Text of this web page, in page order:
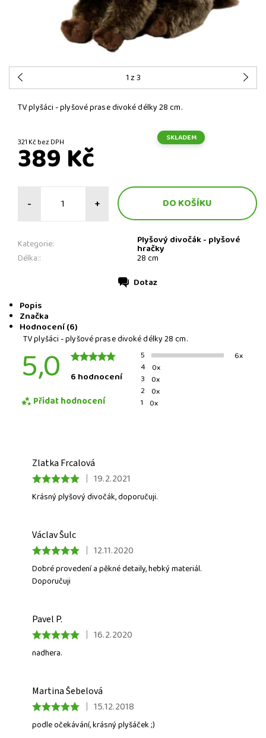
1z 3
TV plyšáci - plyšové prase divoké délky 28 cm.
321 Kč bez DPH SKLADEM
389 Kč
- +
Kategorie: Plyšový divočák - plyšové
hračky
Délka:: 28 cm
Dotaz
Popis
Značka
Hodnocení (6)
TV plyšáci - plyšové prase divoké délky 28 cm.
5,0
6 hodnocení
Přidat hodnocení
5
6x
4 0x
3
0x
2
0x
1
0x
Stisknutím tlačítka
Zlatka Frcalová
| 19.2.2021
Krásný plyšový divočák, doporučuji.
Václav Šulc
| 12.11.2020
Dobré provedení a pěkné detaily, hebký materiál.
Doporučuji
Pavel P.
| 16.2.2020
nadhera.
Martina Šebelová
| 15.12.2018
podle očekávání, krásný plyšáček ;)